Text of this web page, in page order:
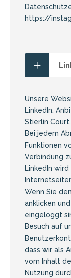
https://
Unsere
LinkedIn.
Stierlin
Bei jedem
Funktionen
Verbindung
LinkedIn
Wenn Sie
anklicken
eingeloggt
Besuch auf
dass wir als
vom Inhalt
Nutzung